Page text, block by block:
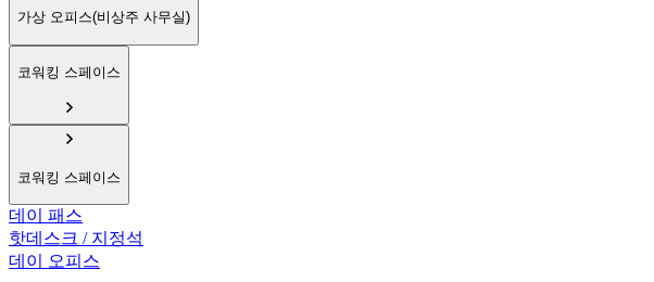
가상 오피스(비상주 사무실)
코워킹 스페이스
코워킹 스페이스
데이 패스
핫데스크 / 지정석
데이 오피스